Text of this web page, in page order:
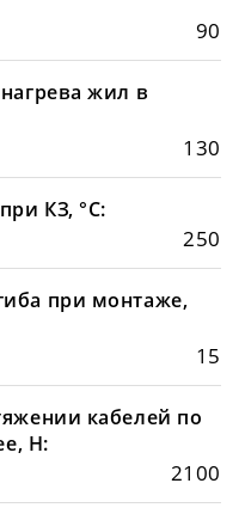
90
жил в
130
КЗ, °С:
250
при монтаже,
15
кабелей по
Н:
2100